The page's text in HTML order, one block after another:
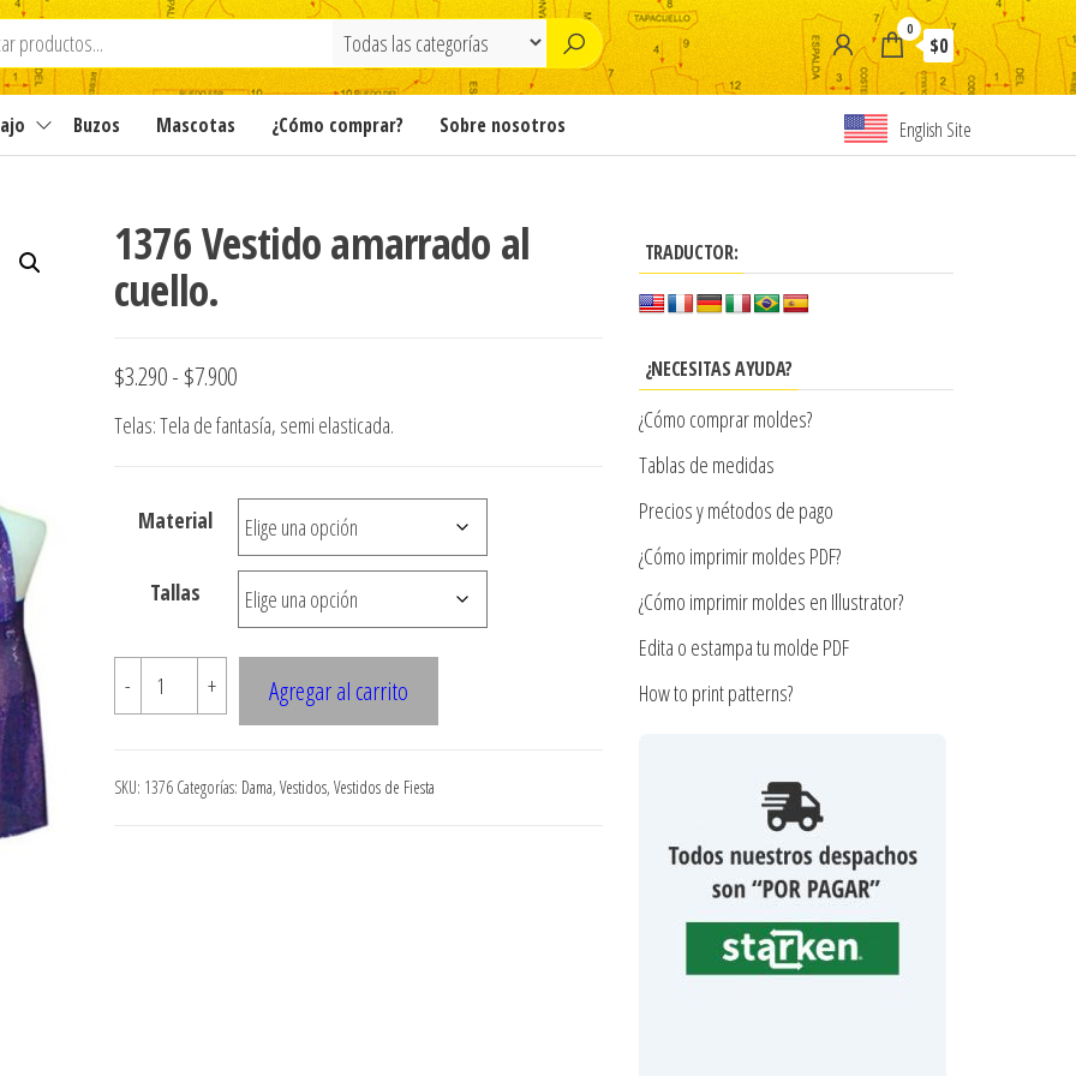
0
$0
Buzos Mascotas ¿Cómo comprar? Sobre nosotros English Site
1376 Vestido amarrado al
cuello.
$3.290- $7.900Rango
de
desde
$3.290
hasta
$7.900
Telas: Tela de fantasía, semi elasticada.
Material
Tallas
-
1376
Vestido
al
+ Agregar al carrito
SKU: 1376 Categorías: Dama, Vestidos, Vestidos de Fiesta
TRADUCTOR:
¿NECESITAS AYUDA?
¿Cómo comprar moldes?
Tablas de medidas
Precios y métodos de pago
¿Cómo imprimir moldes PDF?
¿Cómo imprimir moldes en Illustrator?
Edita o estampa tu molde PDF
How to print patterns?